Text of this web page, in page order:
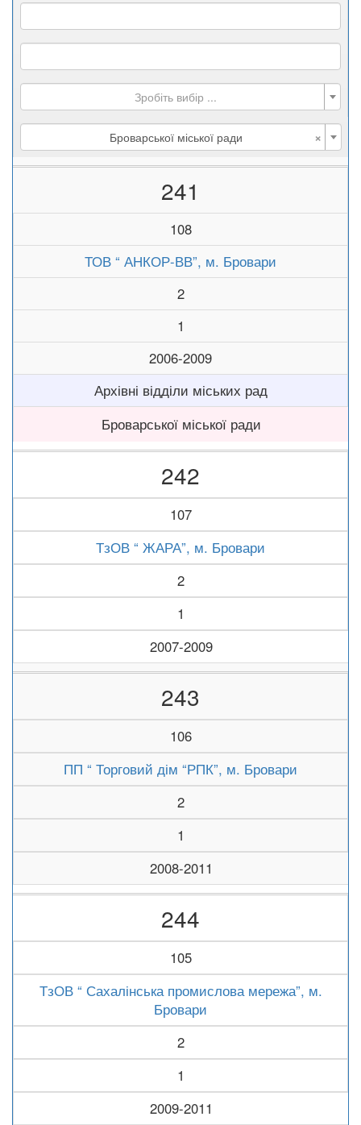
Зробіть вибір ...
×
Броварської міської ради
241
108
ТОВ “ АНКОР-ВВ”, м. Бровари
2
1
2006-2009
Архівні відділи міських рад
Броварської міської ради
242
107
ТзОВ “ ЖАРА”, м. Бровари
2
1
2007-2009
243
106
ПП “ Торговий дім “РПК”, м. Бровари
2
1
2008-2011
244
105
ТзОВ “ Сахалінська промислова мережа”, м.
Бровари
2
1
2009-2011